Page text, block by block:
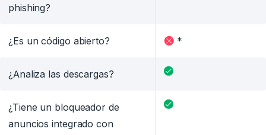
phishing?
¿Es un código abierto? *
¿Analiza las descargas?
¿Tiene un bloqueador de
anuncios integrado con